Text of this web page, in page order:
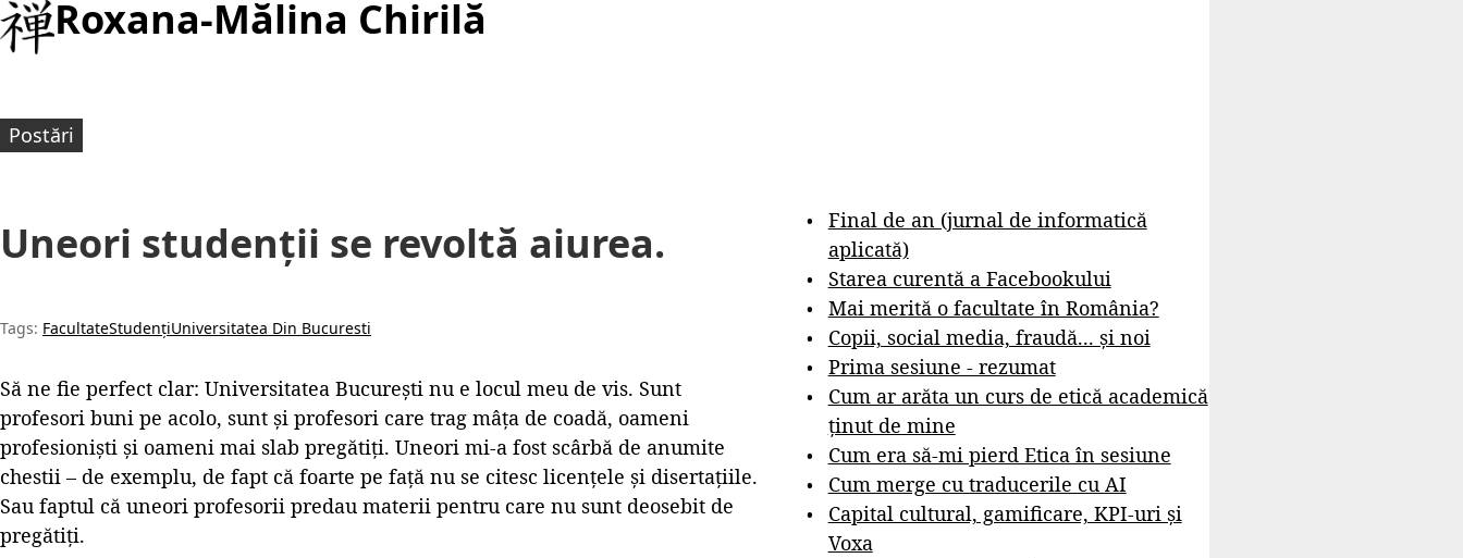
Roxana-Mălina Chirilă
Postări
Uneori studenții se revoltă aiurea.
Tags: FacultateStudențiUniversitatea Din Bucuresti
Să ne fie perfect clar: Universitatea București nu e locul meu de vis. Sunt
profesori buni pe acolo, sunt și profesori care trag mâța de coadă, oameni
profesioniști și oameni mai slab pregătiți. Uneori mi-a fost scârbă de anumite
chestii – de exemplu, de fapt că foarte pe față nu se citesc licențele și disertațiile.
Sau faptul că uneori profesorii predau materii pentru care nu sunt deosebit de
pregătiți.
Final de an (jurnal de informatică
aplicată)
Starea curentă a Facebookului
Mai merită o facultate în România?
Copii, social media, fraudă... și noi
Prima sesiune - rezumat
Cum ar arăta un curs de etică academică
ținut de mine
Cum era să-mi pierd Etica în sesiune
Cum merge cu traducerile cu AI
Capital cultural, gamificare, KPI-uri și
Voxa